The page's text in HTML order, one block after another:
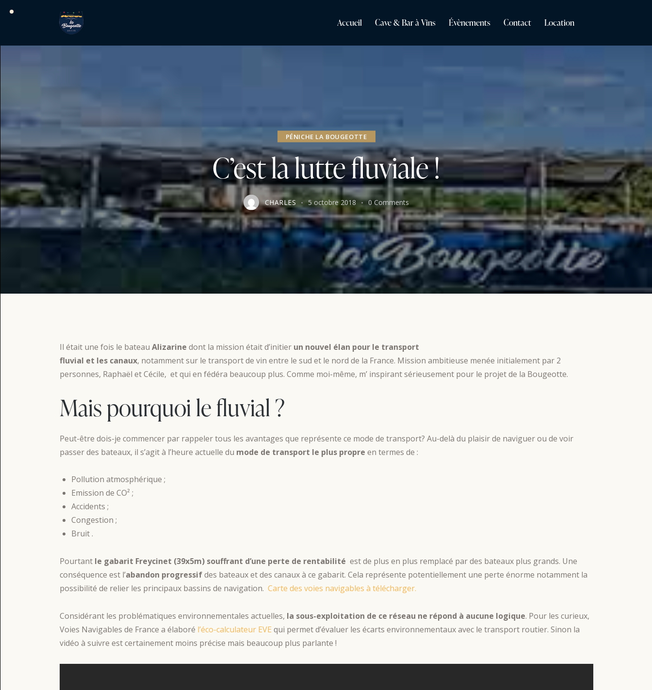
Accueil Cave & Bar à Vins Évènements Contact Location
PÉNICHE LA BOUGEOTTE
C’est la lutte fluviale !
CHARLES 5 octobre 2018 0 Comments
Il était une fois le bateau Alizarine dont la mission était d’initier un nouvel élan pour le transport
fluvial et les canaux, notamment sur le transport de vin entre le sud et le nord de la France. Mission ambitieuse menée initialement par 2
personnes, Raphaël et Cécile, et qui en fédéra beaucoup plus. Comme moi-même, m’ inspirant sérieusement pour le projet de la Bougeotte.
Mais pourquoi le fluvial ?
Peut-être dois-je commencer par rappeler tous les avantages que représente ce mode de transport? Au-delà du plaisir de naviguer ou de voir
passer des bateaux, il s’agit à l’heure actuelle du mode de transport le plus propre en termes de :
Pollution atmosphérique ;
Emission de CO² ;
Accidents ;
Congestion ;
Bruit .
Pourtant le gabarit Freycinet (39x5m) souffrant d’une perte de rentabilité est de plus en plus remplacé par des bateaux plus grands. Une
conséquence est l’abandon progressifdes bateaux et des canaux à ce gabarit. Cela représente potentiellement une perte énorme notamment la
possibilité de relier les principaux bassins de navigation. Carte des voies navigables à télécharger.
Considérant les problématiques environnementales actuelles, la sous-exploitation de ce réseau ne répond à aucune logique. Pour les curieux,
Voies Navigables de France a élaboré l’éco-calculateur EVE qui permet d’évaluer les écarts environnementaux avec le transport routier. Sinon la
vidéo à suivre est certainement moins précise mais beaucoup plus parlante !